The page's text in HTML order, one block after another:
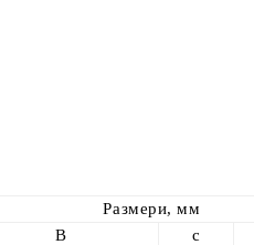
Размери, мм
B
c